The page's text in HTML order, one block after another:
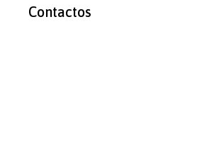
Contactos